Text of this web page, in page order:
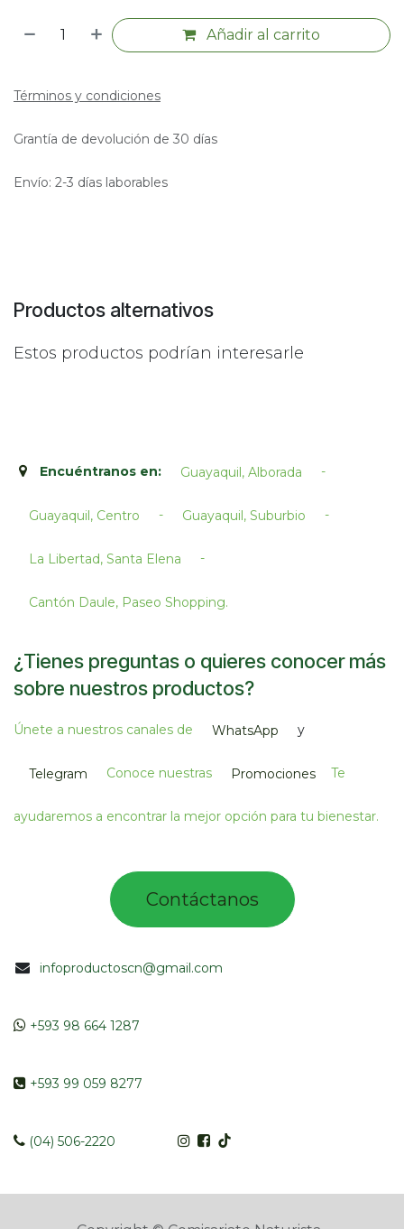
Añadir al carrito
Términos y condiciones
Grantía de devolución de 30 días
Envío: 2-3 días laborables
Productos alternativos
Estos productos podrían interesarle
Encuéntranos en: Guayaquil, Alborada -
Guayaquil, Centro - Guayaquil, Suburbio -
La Libertad, Santa Elena -
Cantón Daule, Paseo Shopping.​
¿Tienes preguntas o quieres conocer más
sobre nuestros productos?
Únete a nuestros canales de WhatsApp y
Telegram Conoce nuestras Promociones Te
ayudaremos a encontrar la mejor opción para tu bienestar.
infoproductoscn@gmail.com
+593 98 664 1287
​ +593 99 059 8277
(04) 506-2220
Contác​tano​​​s​​​​​